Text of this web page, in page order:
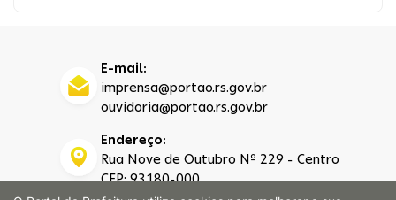
E-mail:
imprensa@portao.rs.gov.br
ouvidoria@portao.rs.gov.br
Endereço:
Rua Nove de Outubro Nº 229 - Centro
CEP: 93180-000